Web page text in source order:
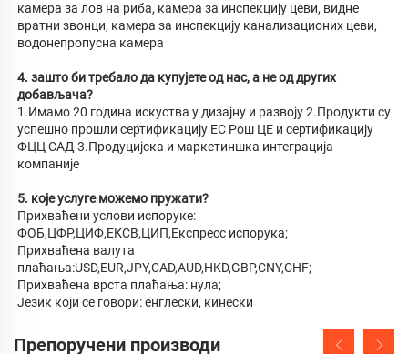
камера за лов на риба, камера за инспекцију цеви, видне
вратни звонци, камера за инспекцију канализационих цеви,
водонепропусна камера
4. зашто би требало да купујете од нас, а не од других
добављача?
1.Имамо 20 година искуства у дизајну и развоју 2.Продукти су
успешно прошли сертификацију ЕС Рош ЦЕ и сертификацију
ФЦЦ САД 3.Продуцијска и маркетиншка интеграција
компаније
5. које услуге можемо пружати?
Прихваћени услови испоруке:
ФОБ,ЦФР,ЦИФ,ЕКСВ,ЦИП,Експресс испорука;
Прихваћена валута
плаћања:USD,EUR,JPY,CAD,AUD,HKD,GBP,CNY,CHF;
Прихваћена врста плаћања: нула;
Језик који се говори: енглески, кинески
Препоручени производи